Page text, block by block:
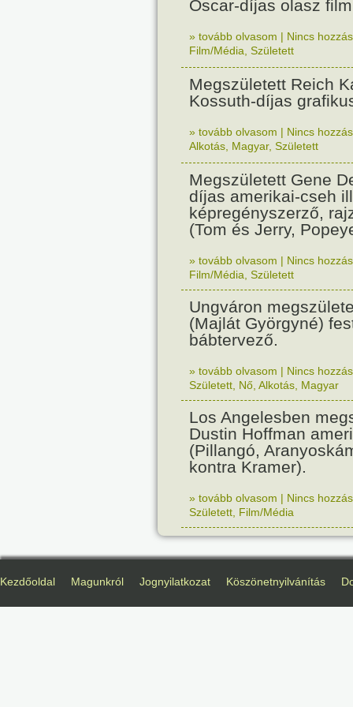
Oscar-díjas olasz
» tovább olvasom | Nincs
Film/Média Született
Megszületett Reich
Kossuth-díjas
» tovább olvasom | Nincs
Alkotás Magyar, Született
Megszületett Gene
díjas amerikai-cseh
képregényszerző,
(Tom és Jerry,
» tovább olvasom | Nincs
Film/Média Született
Ungváron
(Majlát Györgyné)
bábtervező.
» tovább olvasom | Nincs
Született Nő Alkotás Magyar
Los Angelesben
Dustin Hoffman
(Pillangó,
kontra Kramer).
» tovább olvasom | Nincs
Született Film/Média
Kezdőoldal Magunkról Jognyilatkozat Köszönetnyilvánítás